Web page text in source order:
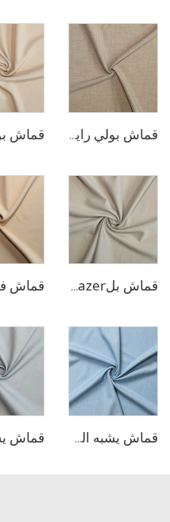
قماش بولي رايون مطاطي للبناطلين
قماش بلazer بتصميم الحبّار من مادة TR
قماش يشبه الدنيم من مادة TR